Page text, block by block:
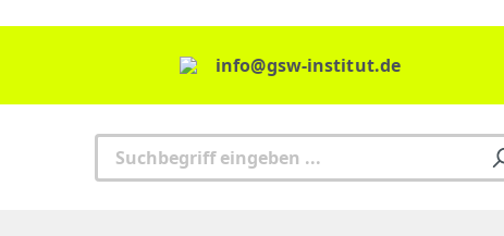
info@gsw-institut.de